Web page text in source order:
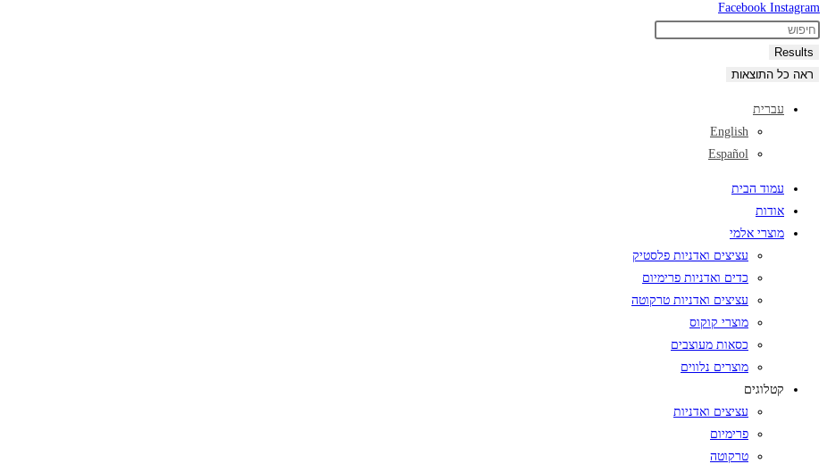
Facebook Instagram
Search
...
Results
ראה כל התוצאות
עברית
English
Español
עמוד הבית
אודות
מוצרי אלמי
עציצים ואדניות פלסטיק
כדים ואדניות פרימיום
עציצים ואדניות טרקוטה
מוצרי קוקוס
כסאות מעוצבים
מוצרים נלווים
קטלוגים
עציצים ואדניות
פרימיום
טרקוטה